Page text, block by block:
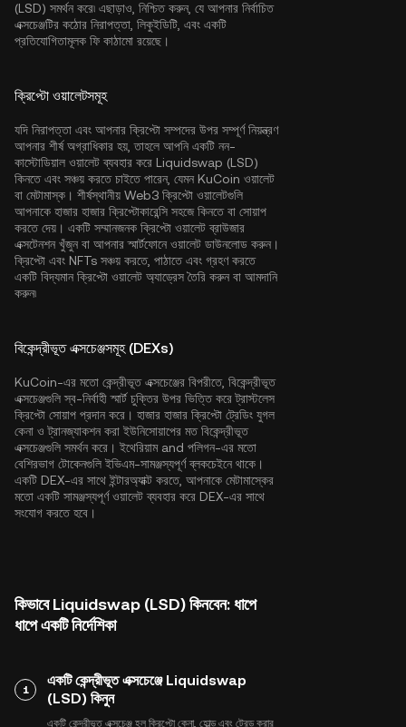
(LSD) সমর্থন করে৷ এছাড়াও, নিশ্চিত করুন, যে আপনার নির্বাচিত
এক্সচেঞ্জটির কঠোর নিরাপত্তা, লিকুইডিটি, এবং একটি
প্রতিযোগিতামূলক ফি কাঠামো রয়েছে।
ক্রিপ্টো ওয়ালেটসমূহ
যদি নিরাপত্তা এবং আপনার ক্রিপ্টো সম্পদের উপর সম্পূর্ণ নিয়ন্ত্রণ
আপনার শীর্ষ অগ্রাধিকার হয়, তাহলে আপনি একটি নন-
কাস্টোডিয়াল ওয়ালেট ব্যবহার করে Liquidswap (LSD)
কিনতে এবং সঞ্চয় করতে চাইতে পারেন, যেমনKuCoin ওয়ালেট
বা মেটামাস্ক। শীর্ষস্থানীয় Web3 ক্রিপ্টো ওয়ালেটগুলি
আপনাকে হাজার হাজার ক্রিপ্টোকারেন্সি সহজে কিনতে বা সোয়াপ
করতে দেয়। একটি সম্মানজনক ক্রিপ্টো ওয়ালেট ব্রাউজার
এক্সটেনশন খুঁজুন বা আপনার স্মার্টফোনে ওয়ালেট ডাউনলোড করুন।
ক্রিপ্টো এবং NFTs সঞ্চয় করতে, পাঠাতে এবং গ্রহণ করতে
একটি বিদ্যমান ক্রিপ্টো ওয়ালেট অ্যাড্রেস তৈরি করুন বা আমদানি
করুন৷
বিকেন্দ্রীভূত এক্সচেঞ্জসমূহ (DEXs)
KuCoin-এর মতো কেন্দ্রীভূত এক্সচেঞ্জের বিপরীতে, বিকেন্দ্রীভূত
এক্সচেঞ্জগুলি স্ব-নির্বাহী স্মার্ট চুক্তির উপর ভিত্তি করে ট্রাস্টলেস
ক্রিপ্টো সোয়াপ প্রদান করে। হাজার হাজার ক্রিপ্টো ট্রেডিং যুগল
কেনা ও ট্রানজ্যাকশন করা ইউনিসোয়াপের মত বিকেন্দ্রীভূত
এক্সচেঞ্জগুলি সমর্থন করে। ইথেরিয়ামand পলিগন-এর মতো
বেশিরভাগ টোকেনগুলি ইভিএম-সামঞ্জস্যপূর্ণ ব্লকচেইনে থাকে।
একটি DEX-এর সাথে ইন্টারঅ্যাক্ট করতে, আপনাকে মেটামাস্কের
মতো একটি সামঞ্জস্যপূর্ণ ওয়ালেট ব্যবহার করে DEX-এর সাথে
সংযোগ করতে হবে।
কিভাবে Liquidswap (LSD) কিনবেন: ধাপে
ধাপে একটি নির্দেশিকা
1
একটি কেন্দ্রীভূত এক্সচেঞ্জে Liquidswap
(LSD) কিনুন
একটি কেন্দ্রীভূত এক্সচেঞ্জ হল ক্রিপ্টো কেনা, হোল্ড এবং ট্রেড করার